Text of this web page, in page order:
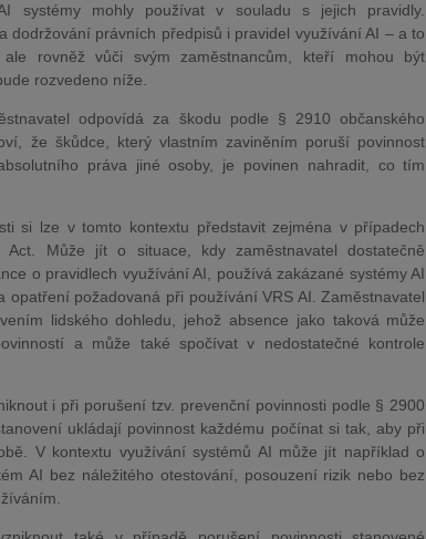
systémy mohly používat v souladu s jejich pravidly.
dodržování právních předpisů i pravidel využívání AI – a to
rovněž vůči svým zaměstnancům, kteří mohou být
rozvedeno níže.
odpovídá za škodu podle § 2910 občanského
že škůdce, který vlastním zaviněním poruší povinnost
práva jiné osoby, je povinen nahradit, co tím
si lze v tomto kontextu představit zejména v případech
Může jít o situace, kdy zaměstnavatel dostatečně
o pravidlech využívání AI, používá zakázané systémy AI
opatření požadovaná při používání VRS AI. Zaměstnavatel
lidského dohledu, jehož absence jako taková může
a může také spočívat v nedostatečné kontrole
i při porušení tzv. prevenční povinnosti podle § 2900
ukládají povinnost každému počínat si tak, aby při
V kontextu využívání systémů AI může jít například o
AI bez náležitého otestování, posouzení rizik nebo bez